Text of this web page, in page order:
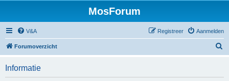
MosForum
V&A Aanmelden
Registreer
Forumoverzicht
Informatie